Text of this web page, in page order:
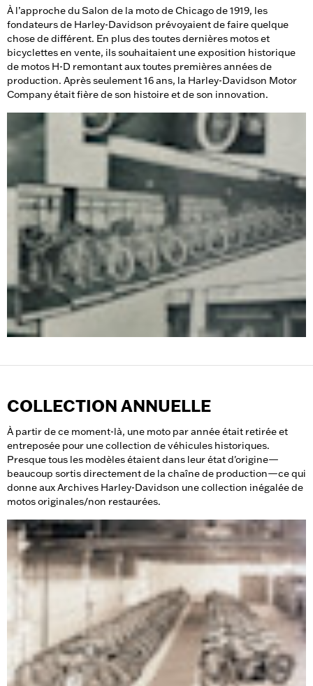
À l’approche du Salon de la moto de Chicago de 1919, les
fondateurs de Harley-Davidson prévoyaient de faire quelque
chose de différent. En plus des toutes dernières motos et
bicyclettes en vente, ils souhaitaient une exposition historique
de motos H-D remontant aux toutes premières années de
production. Après seulement 16 ans, la Harley-Davidson Motor
Company était fière de son histoire et de son innovation.
COLLECTION ANNUELLE
À partir de ce moment-là, une moto par année était retirée et
entreposée pour une collection de véhicules historiques.
Presque tous les modèles étaient dans leur état d'origine—
beaucoup sortis directement de la chaîne de production—ce qui
donne aux Archives Harley-Davidson une collection inégalée de
motos originales/non restaurées.